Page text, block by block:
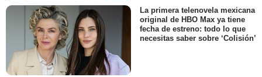
La primera telenovela mexicana
original de HBO Max ya tiene
fecha de estreno: todo lo que
necesitas saber sobre ‘Colisión’